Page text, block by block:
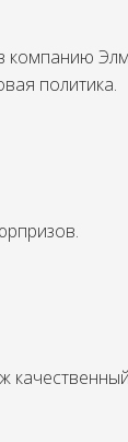
политика.